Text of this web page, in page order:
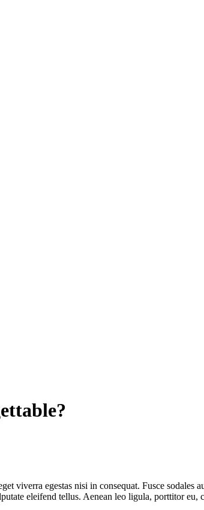
viverra egestas nisi in consequat. Fusce
eleifend tellus. Aenean leo ligula, porttitor eu,